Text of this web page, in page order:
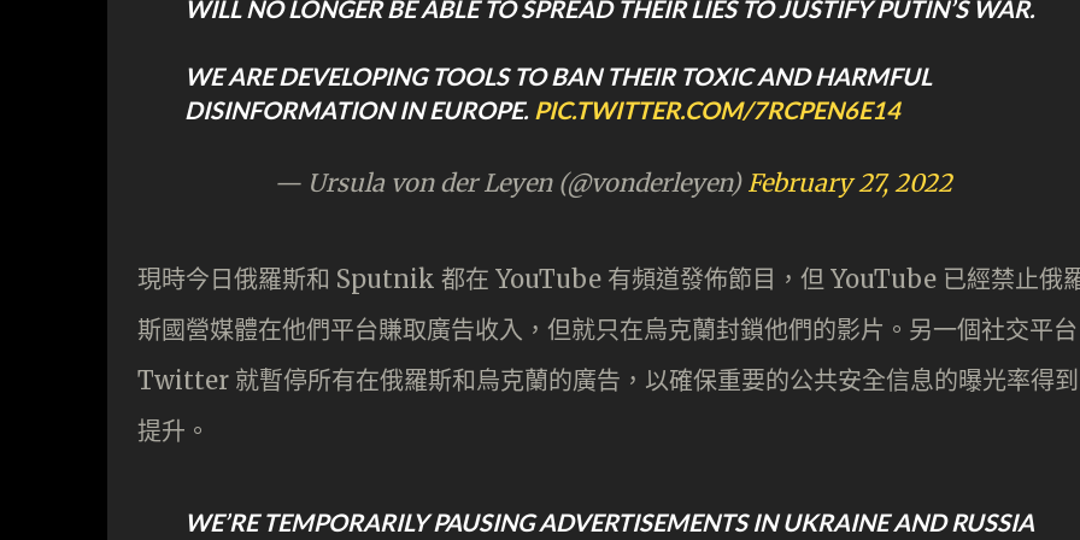
WILL NO LONGER BE ABLE TO SPREAD THEIR LIES TO JUSTIFY PUTIN’S WAR.
WE ARE DEVELOPING TOOLS TO BAN THEIR TOXIC AND HARMFUL
DISINFORMATION IN EUROPE. PIC.TWITTER.COM/7RCPEN6E14
— Ursula von der Leyen (@vonderleyen) February 27, 2022
現時今日俄羅斯和 Sputnik 都在 YouTube 有頻道發佈節目，但 YouTube 已經禁止俄
斯國營媒體在他們平台賺取廣告收入，但就只在烏克蘭封鎖他們的影片。另一個社交平台
Twitter 就暫停所有在俄羅斯和烏克蘭的廣告，以確保重要的公共安全信息的曝光率得到
提升。
WE’RE TEMPORARILY PAUSING ADVERTISEMENTS IN UKRAINE AND RUSSIA